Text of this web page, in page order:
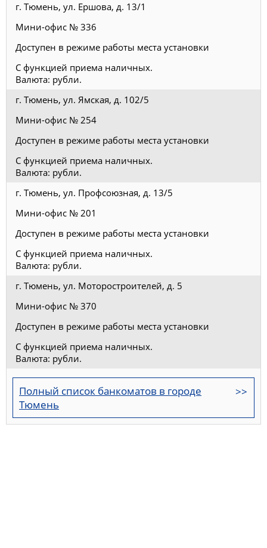
г. Тюмень, ул. Ершова, д. 13/1
Мини-офис № 336
Доступен в режиме работы места установки
С функцией приема наличных.
Валюта: рубли.
г. Тюмень, ул. Ямская, д. 102/5
Мини-офис № 254
Доступен в режиме работы места установки
С функцией приема наличных.
Валюта: рубли.
г. Тюмень, ул. Профсоюзная, д. 13/5
Мини-офис № 201
Доступен в режиме работы места установки
С функцией приема наличных.
Валюта: рубли.
г. Тюмень, ул. Моторостроителей, д. 5
Мини-офис № 370
Доступен в режиме работы места установки
С функцией приема наличных.
Валюта: рубли.
Полный список банкоматов в городе
Тюмень